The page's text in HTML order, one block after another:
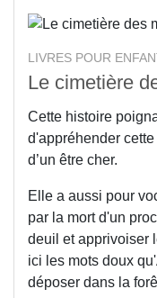
LIVRES POUR
Le cimetière
Cette histoire
d'appréhender
d’un être cher.
Elle a aussi pour
par la mort d'un
deuil et apprivoiser
ici les mots doux
déposer dans la